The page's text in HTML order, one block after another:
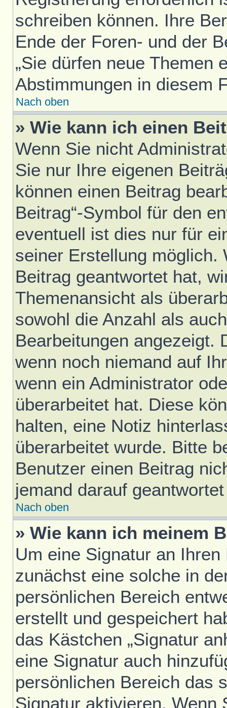
schreiben können. Ihre
Ende der Foren- und der
„Sie dürfen neue Themen
Abstimmungen in diesem
Nach oben
» Wie kann ich einen
Wenn Sie nicht
Sie nur Ihre eigenen
können einen Beitrag
Beitrag“-Symbol für den
eventuell ist dies nur für
seiner Erstellung möglich.
Beitrag geantwortet hat,
Themenansicht als
sowohl die Anzahl als
Bearbeitungen angezeigt.
wenn noch niemand auf
wenn ein Administrator
überarbeitet hat. Diese
halten, eine Notiz
überarbeitet wurde. Bitte
Benutzer einen Beitrag
jemand darauf
Nach oben
» Wie kann ich meinem
Um eine Signatur an
zunächst eine solche in
persönlichen Bereich
erstellt und gespeichert
das Kästchen „Signatur
eine Signatur auch
persönlichen Bereich das
Signatur aktivieren. Wenn